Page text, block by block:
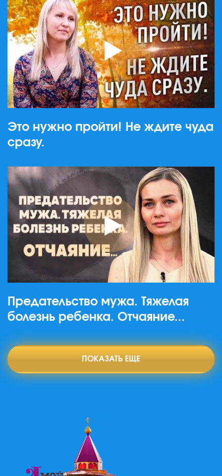
Это нужно пройти! Не ждите чуда
сразу.
Предательство мужа. Тяжелая
болезнь ребенка. Отчаяние...
ПОКАЗАТЬ ЕЩЕ